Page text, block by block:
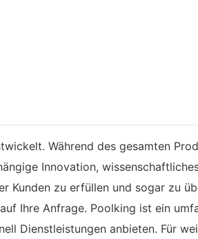
Während des gesamten
Innovation,
Kunden zu erfüllen und sogar zu
Ihre Anfrage. Poolking ist ein
Dienstleistungen anbieten. Für